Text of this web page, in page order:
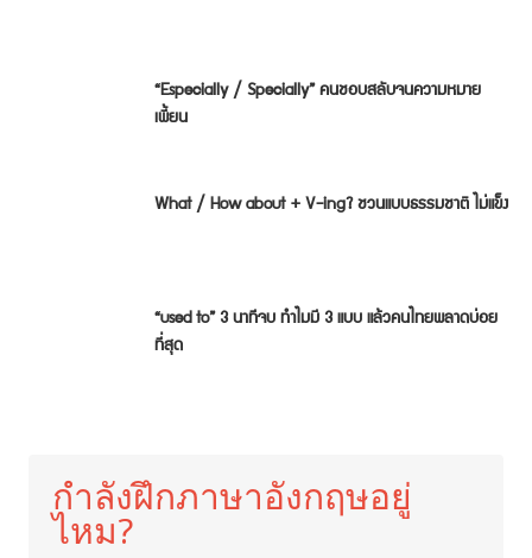
“Especially / Specially” คนชอบสลับจนความหมาย
เพี้ยน
What / How about + V-ing? ชวนแบบธรรมชาติ ไม่แข็ง
“used to” 3 นาทีจบ ทำไมมี 3 แบบ แล้วคนไทยพลาดบ่อย
ที่สุด
กำลังฝึกภาษาอังกฤษอยู่
ไหม?